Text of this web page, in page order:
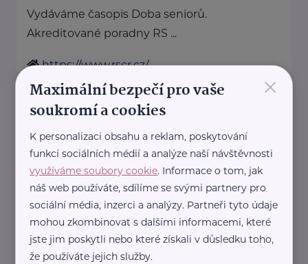
Vydáváme časopis Doba seniorů.
Akreditované poradny RS ...
https://www.rscr.cz/
+420 222 560 136
rscr@rscr.cz
Svaz léčebných lázní České
republiky
http://www.lecebnelazne.cz/
+420 602 697 768
sekretariat@lecebnelazne.cz
×
Maximální bezpečí pro vaše
soukromí a cookies
K personalizaci obsahu a reklam, poskytování
funkcí sociálních médií a analýze naší návštěvnosti
využíváme soubory cookie. Informace o tom, jak
náš web používáte, sdílíme se svými partnery pro
sociální média, inzerci a analýzy. Partneři tyto údaje
mohou zkombinovat s dalšími informacemi, které
jste jim poskytli nebo které získali v důsledku toho,
že používáte jejich služby.